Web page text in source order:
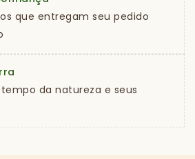
que entregam seu pedido
da natureza e seus